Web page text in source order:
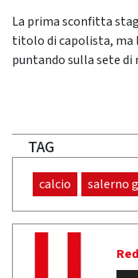
La prima sconfitta
titolo di capolista, ma
puntando sulla sete
TAG
calcio salerno